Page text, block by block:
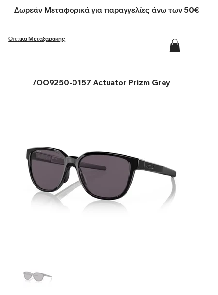
Δωρεάν Μεταφορικά για παραγγελίες άνω των 50€
Οπτικά Μεταξαράκης
/OO9250-0157 Actuator Prizm Grey